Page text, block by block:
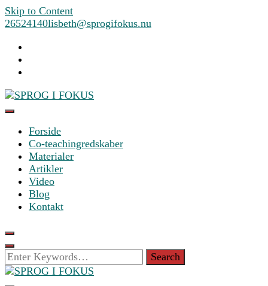
Skip to Content
26524140lisbeth@sprogifokus.nu
SPROG I FOKUS
Forside
Co-teachingredskaber
Materialer
Artikler
Video
Blog
Kontakt
Looking
for
Something?